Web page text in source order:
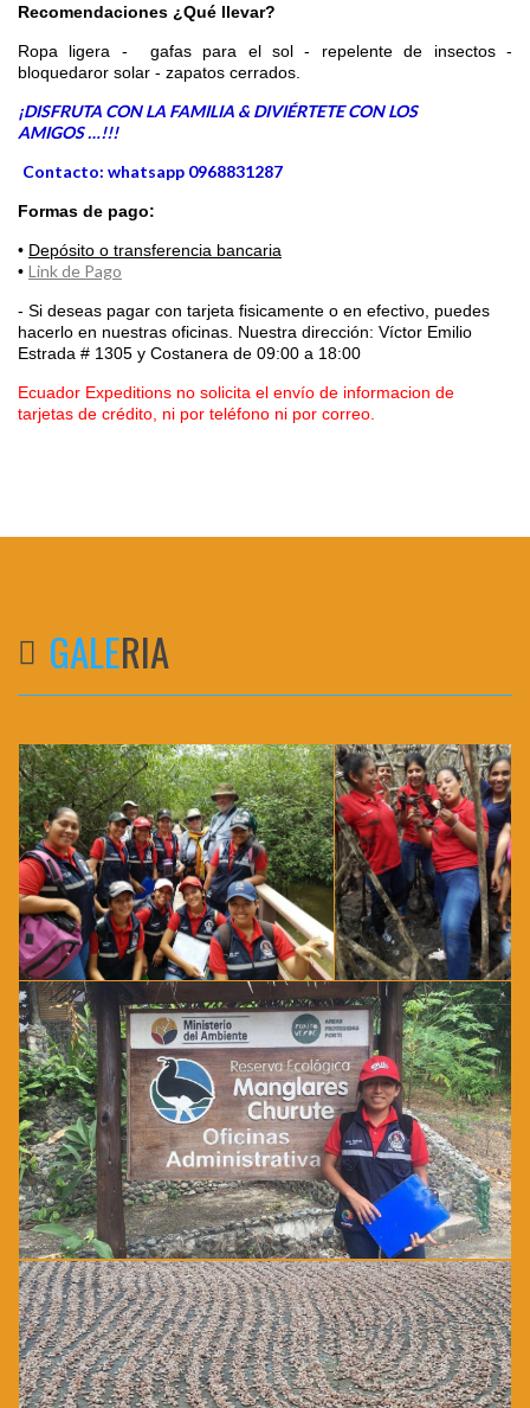
Recomendaciones ¿Qué llevar?
Ropa ligera - gafas para el sol - repelente de insectos -
bloquedaror solar - zapatos cerrados.
¡DISFRUTA CON LA FAMILIA & DIVIÉRTETE CON LOS
AMIGOS …!!!
Contacto: whatsapp 0968831287
Formas de pago:
• Depósito o transferencia bancaria
• Link de Pago
- Si deseas pagar con tarjeta fisicamente o en efectivo, puedes
hacerlo en nuestras oficinas. Nuestra dirección: Víctor Emilio
Estrada # 1305 y Costanera de 09:00 a 18:00
Ecuador Expeditions no solicita el envío de informacion de
tarjetas de crédito, ni por teléfono ni por correo.
GALERIA